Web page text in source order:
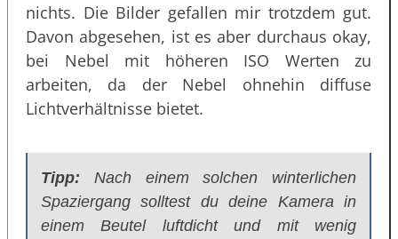
nichts. Die Bilder gefallen mir trotzdem gut.
Davon abgesehen, ist es aber durchaus okay,
bei Nebel mit höheren ISO Werten zu
arbeiten, da der Nebel ohnehin diffuse
Lichtverhältnisse bietet.
Tipp: Nach einem solchen winterlichen
Spaziergang solltest du deine Kamera in
einem Beutel luftdicht und mit wenig